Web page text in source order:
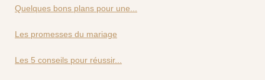
Quelques bons plans pour une...
Les promesses du mariage
Les 5 conseils pour réussir...